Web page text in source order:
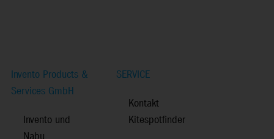
Invento Products &
Services GmbH
Invento und
SERVICE
Kontakt
Kitespotfinder